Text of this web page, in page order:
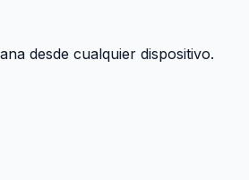
desde cualquier dispositivo.